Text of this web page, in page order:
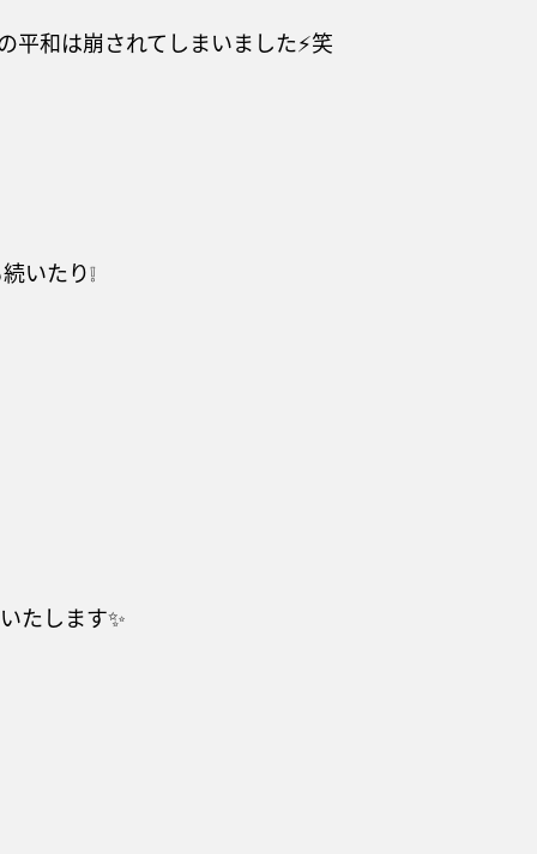
和は崩されてしまいました⚡️笑
いたり❕
たします✨